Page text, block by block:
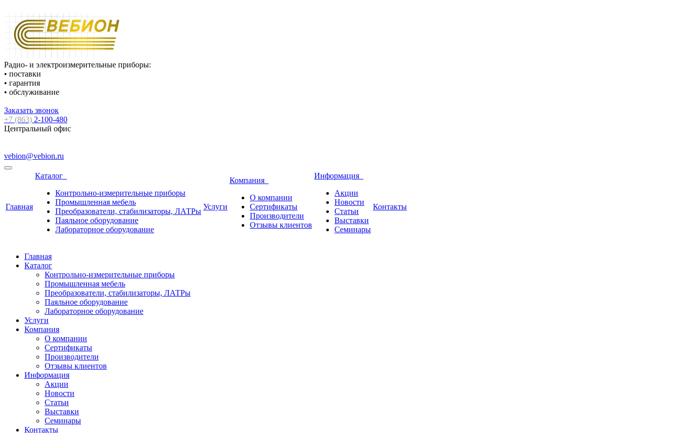
Радио- и электроизмерительные приборы:
• поставки
• гарантия
• обслуживание
Заказать звонок
+7 (863) 2-100-480
Центральный офис
vebion@vebion.ru
Главная
Каталог
Контрольно-измерительные приборы
Промышленная мебель
Преобразователи, стабилизаторы, ЛАТРы
Паяльное оборудование
Лабораторное оборудование
Услуги
Компания
О компании
Сертификаты
Производители
Отзывы клиентов
Информация
Акции
Новости
Статьи
Выставки
Семинары
Контакты
Главная
Каталог
Контрольно-измерительные приборы
Промышленная мебель
Преобразователи, стабилизаторы, ЛАТРы
Паяльное оборудование
Лабораторное оборудование
Услуги
Компания
О компании
Сертификаты
Производители
Отзывы клиентов
Информация
Акции
Новости
Статьи
Выставки
Семинары
Контакты